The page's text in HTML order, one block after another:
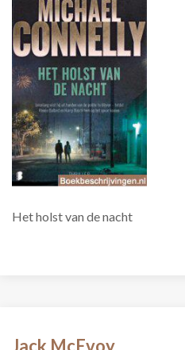
Het holst van de nacht
Jack McEvoy